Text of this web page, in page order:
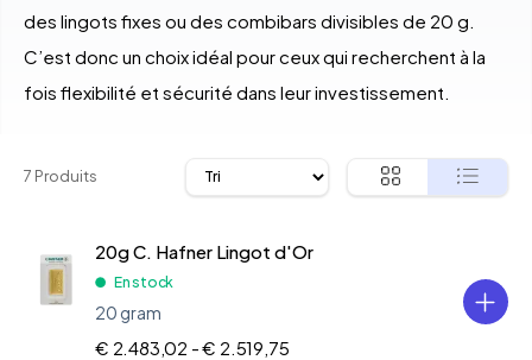
des lingots fixes ou des combibars divisibles de 20 g.
C’est donc un choix idéal pour ceux qui recherchent à la
fois flexibilité et sécurité dans leur investissement.
7 Produits
20g C. Hafner Lingot d'Or
En stock
20 gram
€ 2.483,02 -€ 2.519,75